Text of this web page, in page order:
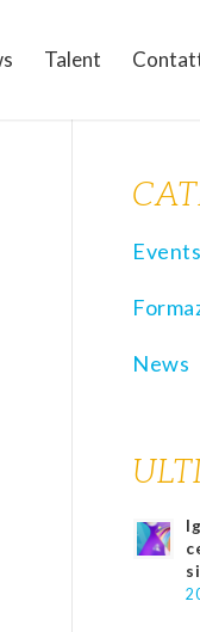
Talent
Events
News